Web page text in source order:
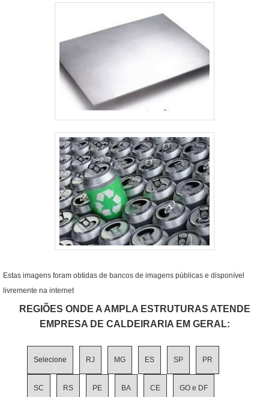
Estas imagens foram obtidas de bancos de imagens públicas e disponível
livremente na internet
REGIÕES ONDE A AMPLA ESTRUTURAS ATENDE
EMPRESA DE CALDEIRARIA EM GERAL:
Selecione RJ MG ES SP PR
SC RS PE BA CE GO e DF